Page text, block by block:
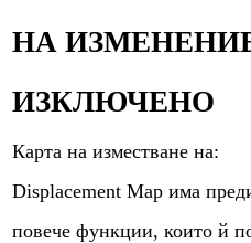
НА
ИЗКЛЮЧЕНО
Карта на изместване на:
Displacement Map има
повече функции, които й